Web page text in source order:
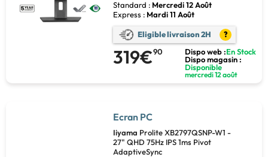
Standard : Mercredi 12 Août
Express : Mardi 11 Août
Eligible livraison 2H ?
319€90 Dispo web :En Stock
Dispo magasin :
Disponible
mercredi 12 août
Ecran PC
Iiyama Prolite XB2797QSNP-W1 -
27" QHD 75Hz IPS 1ms Pivot
AdaptiveSync